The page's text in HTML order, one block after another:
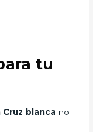
tu
blanca no